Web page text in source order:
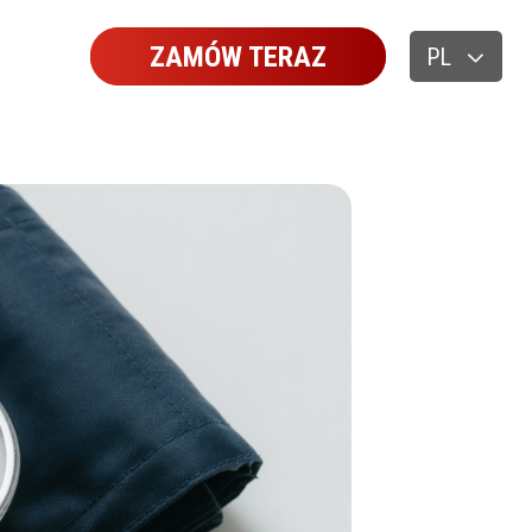
ZAMÓW TERAZ PL